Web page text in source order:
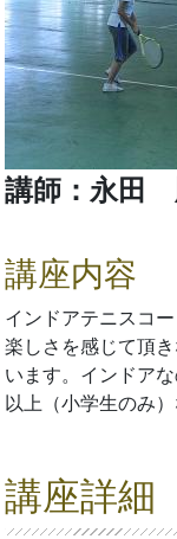
講師：永田
講座内容
インドアテニスコ
楽しさを感じて頂
います。インドア
以上（小学生のみ
講座詳細